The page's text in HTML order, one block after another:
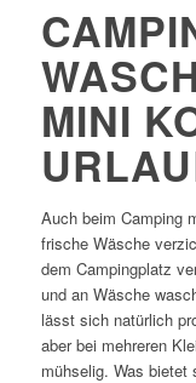
MINI
Auch beim Camping
frische Wäsche
dem Campingplatz
und an Wäsche
lässt sich natürlich
aber bei mehreren
mühselig. Was bietet